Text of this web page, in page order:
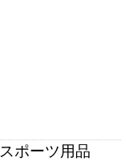
スポーツ用品